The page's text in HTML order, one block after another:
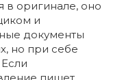
в оригинале, оно
и
документы
но при себе